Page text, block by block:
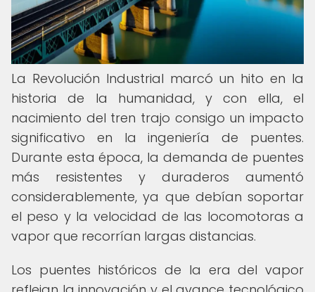
La Revolución Industrial marcó un hito en la
historia de la humanidad, y con ella, el
nacimiento del tren trajo consigo un impacto
significativo en la ingeniería de puentes.
Durante esta época, la demanda de puentes
más resistentes y duraderos aumentó
considerablemente, ya que debían soportar
el peso y la velocidad de las locomotoras a
vapor que recorrían largas distancias.
Los puentes históricos de la era del vapor